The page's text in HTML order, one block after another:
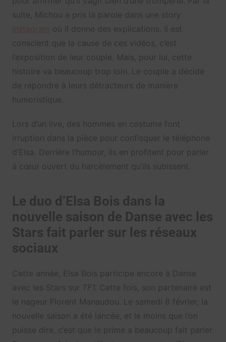
suite, Michou a pris la parole dans une story
où il donne des explications. Il est
conscient que la cause de ces vidéos, c’est
l’exposition de leur couple. Mais, pour lui, cette
histoire va beaucoup trop loin. Le couple a décidé
de répondre à leurs détracteurs de manière
humoristique.
Lors d’un live, des hommes en costume font
irruption dans la pièce pour confisquer le téléphone
d’Elsa. Derrière l’humour, ils en profitent pour parler
à cœur ouvert du harcèlement qu’ils subissent.
Le duo d’Elsa Bois dans la
nouvelle saison de Danse avec les
Stars fait parler sur les réseaux
sociaux
Cette année, Elsa Bois participe encore à Danse
avec les Stars sur
TF1. Cette fois, son partenaire est
le nageur Florent Manaudou. Le samedi 8 février, la
nouvelle saison a été lancée, et le moins que l’on
puisse dire, c’est que le prime a beaucoup fait parler.